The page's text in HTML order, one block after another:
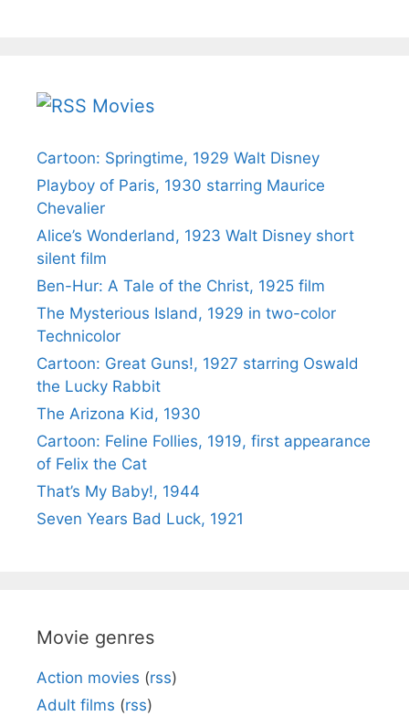
Movies
Cartoon: Springtime, 1929 Walt Disney
Playboy of Paris, 1930 starring Maurice
Chevalier
Alice’s Wonderland, 1923 Walt Disney short
silent film
Ben-Hur: A Tale of the Christ, 1925 film
The Mysterious Island, 1929 in two-color
Technicolor
Cartoon: Great Guns!, 1927 starring Oswald
the Lucky Rabbit
The Arizona Kid, 1930
Cartoon: Feline Follies, 1919, first appearance
of Felix the Cat
That’s My Baby!, 1944
Seven Years Bad Luck, 1921
Movie genres
Action movies (rss)
Adult films (rss)